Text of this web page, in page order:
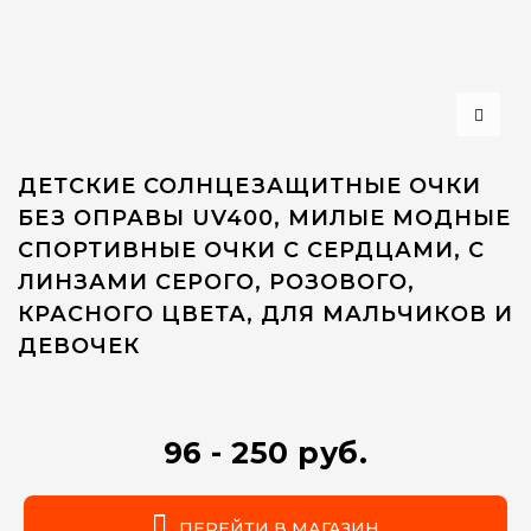
ДЕТСКИЕ СОЛНЦЕЗАЩИТНЫЕ ОЧКИ
БЕЗ ОПРАВЫ UV400, МИЛЫЕ МОДНЫЕ
СПОРТИВНЫЕ ОЧКИ С СЕРДЦАМИ, С
ЛИНЗАМИ СЕРОГО, РОЗОВОГО,
КРАСНОГО ЦВЕТА, ДЛЯ МАЛЬЧИКОВ И
ДЕВОЧЕК
96 - 250 руб.